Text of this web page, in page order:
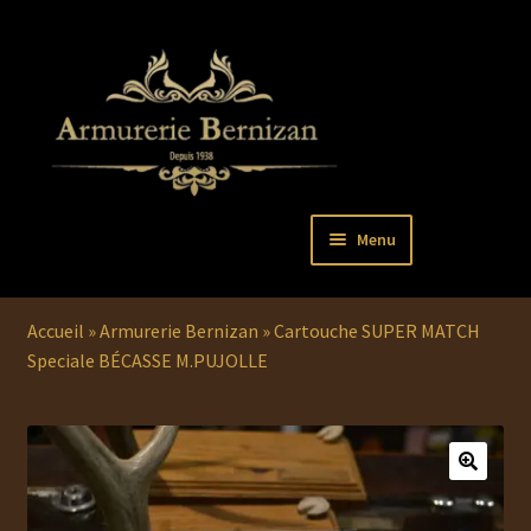
Menu
PISTOLETS
le
REVOLVERS
enfant
ARMES LONGUES
le
enfant
COUTELLERIE
Accueil »Armurerie Bernizan »Cartouche SUPER MATCH
Speciale BÉCASSE M.PUJOLLE